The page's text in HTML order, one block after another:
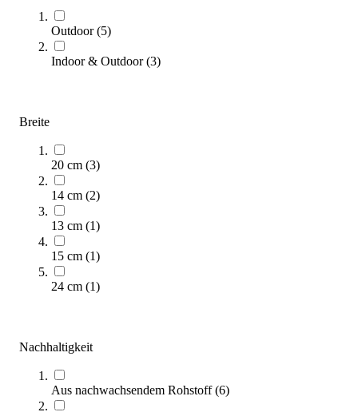
Outdoor(5)
Indoor & Outdoor(3)
Breite
20 cm (3)
14 cm (2)
13 cm (1)
15 cm (1)
24 cm (1)
Nachhaltigkeit
Aus nachwachsendem Rohstoff(6)
Zum Produkt
Noch 4 auf Lager
SALE
Schildkröt® Junior-Skateboard 24″ Best Surfer
29,95 €
Zum Produkt
Sofort lieferbar
SALE